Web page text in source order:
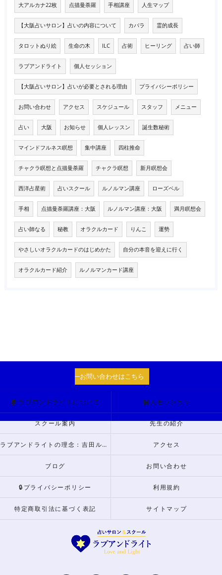
大アルカナ22枚 点描曼荼羅 手相講座 人生マップ
【大阪占いサロン】占いの内容について カバラ 霊的成長
タロットぬり絵 生命の木 ILC 占術 ヒーリング 占い師
ラブアンドライト 個人セッション
【大阪占いサロン】占いが必要とされる理由 プライバシーポリシー
お問い合わせ アクセス スケジュール スタッフ メニュー
占い 大阪 お知らせ 個人レッスン 誕生数秘術
マインドフルネス瞑想 集中講座 四柱推命
チャクラ瞑想と点描曼荼羅 チャクラ瞑想 新月瞑想会
西洋占星術 占いスクール ルノルマン講座 ローズベル
手相 点描曼荼羅講座：大阪 ルノルマン講座：大阪 満月瞑想会
占い師なる 秘教 オラクルカード りんこ 運勢
やさしいオラクルカードのはじめかた 自分の本音を迎えに行く
オラクルカード紹介 ルノルマンカード講座
お問い合わせはこちら
🏠ラブアンドライトについて 個人セッション
スクール案内 先生の紹介
ラブアンドライトの理念：吉田ルナからのメッセージ アクセス
ブログ お問い合わせ
🔒プライバシーポリシー 利用規約
特定商取引法に基づく表記 サイトマップ